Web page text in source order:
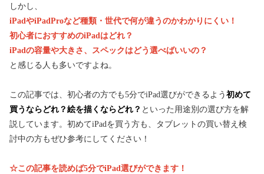
しかし、
iPadやiPadProなど種類・世代で何が違うのかわかりにくい！
初心者におすすめのiPadはどれ？
iPadの容量や大きさ、スペックはどう選べばいいの？
と感じる人も多いですよね。
この記事では、初心者の方でも5分でiPad選びができるよう 初めて
買うならどれ？絵を描くならどれ？ といった用途別の選び方を解
説しています。初めてiPadを買う方も、タブレットの買い替え検
討中の方もぜひ参考にしてください！
☆この記事を読めば5分でiPad選びができます！